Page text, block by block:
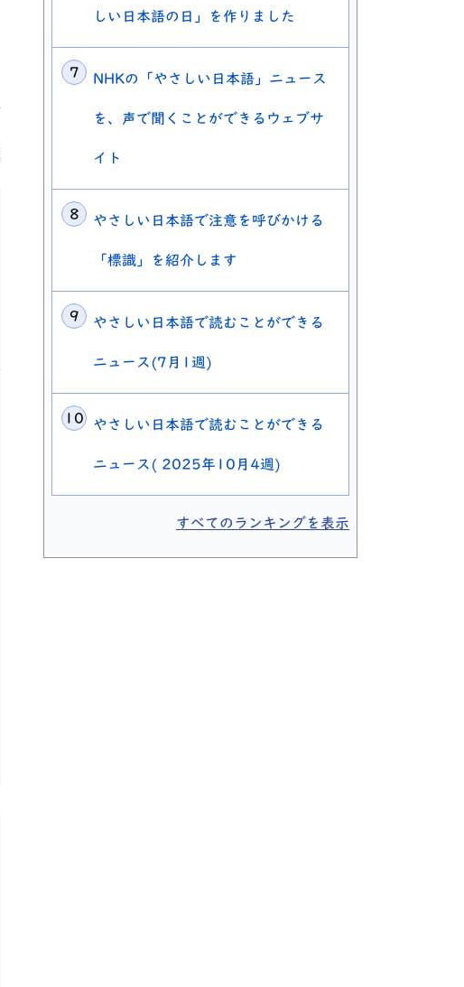
しい日本語の日」を作りました
NHKの「やさしい日本語」ニュース
を、声で聞くことができるウェブサ
イト
やさしい日本語で注意を呼びかける
「標識」を紹介します
やさしい日本語で読むことができる
ニュース(7月1週)
やさしい日本語で読むことができる
ニュース( 2025年10月4週)
すべてのランキングを表示